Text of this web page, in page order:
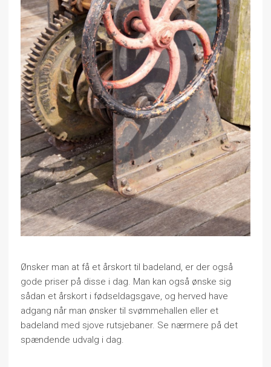
Ønsker man at få et årskort til badeland, er der også
gode priser på disse i dag. Man kan også ønske sig
sådan et årskort i fødseldagsgave, og herved have
adgang når man ønsker til svømmehallen eller et
badeland med sjove rutsjebaner. Se nærmere på det
spændende udvalg i dag.